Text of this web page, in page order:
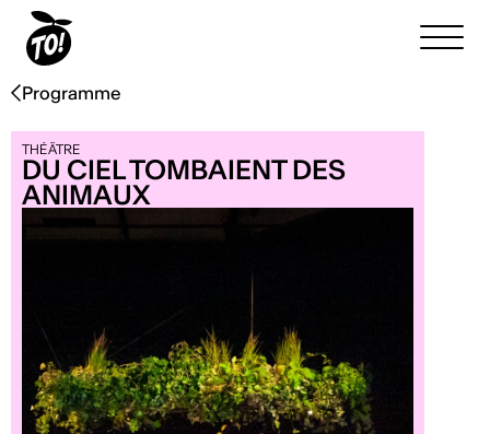
Programme
THÉÂTRE
DU CIEL TOMBAIENT DES
ANIMAUX